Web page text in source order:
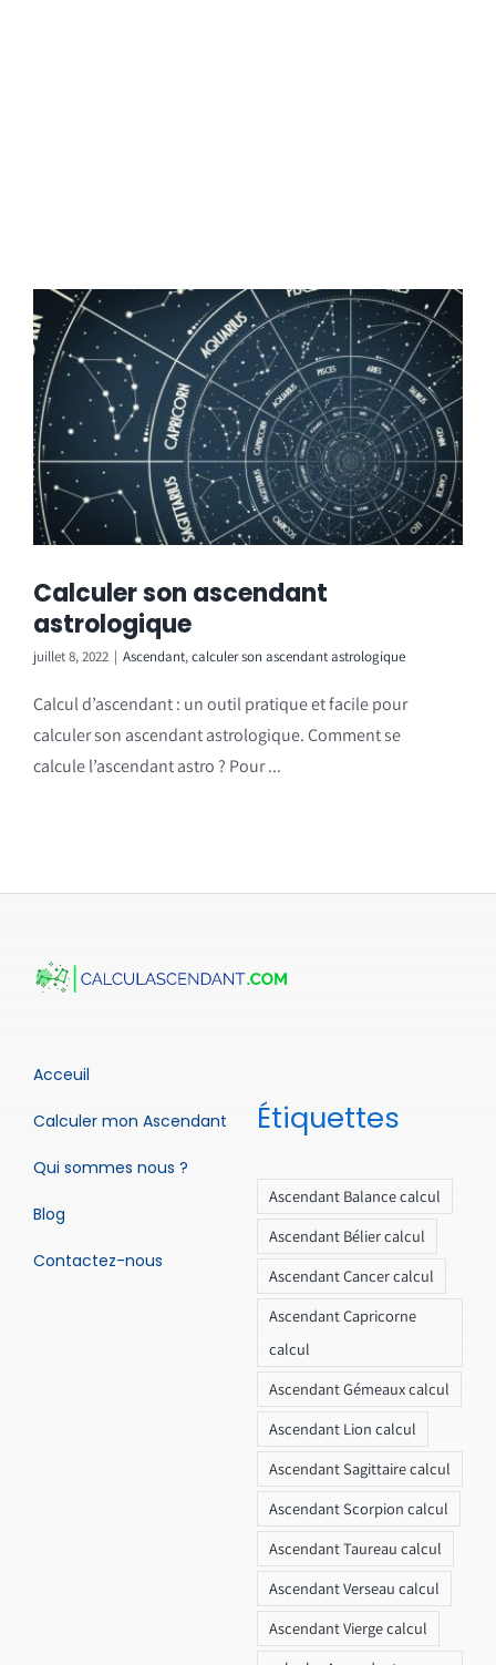
Calculer son ascendant
astrologique
juillet 8, 2022 | Ascendant,calculer son ascendant astrologique
Calcul d’ascendant : un outil pratique et facile pour
calculer son ascendant astrologique. Comment se
calcule l’ascendant astro ? Pour ...
Acceuil
Calculer mon Ascendant
Qui sommes nous ?
Blog
Contactez-nous
Étiquettes
Ascendant Balance calcul
Ascendant Bélier calcul
Ascendant Cancer calcul
Ascendant Capricorne
calcul
Ascendant Gémeaux calcul
Ascendant Lion calcul
Ascendant Sagittaire calcul
Ascendant Scorpion calcul
Ascendant Taureau calcul
Ascendant Verseau calcul
Ascendant Vierge calcul